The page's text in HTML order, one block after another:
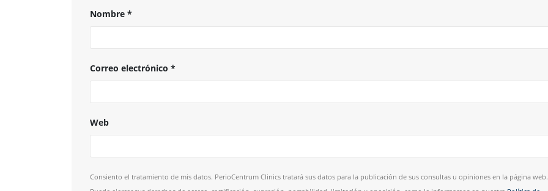
Nombre *
Correo electrónico *
Web
Consiento el tratamiento de mis datos. PerioCentrum Clinics tratará sus datos para la publicación de sus consultas u opiniones en la página web.